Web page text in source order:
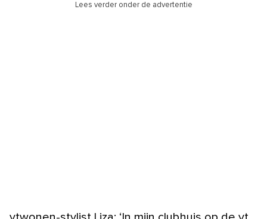
Lees verder onder de advertentie